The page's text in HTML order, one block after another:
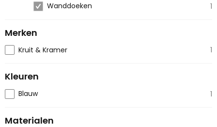
Wanddoeken
1
Merken
Kruit & Kramer 1
Kleuren
Blauw 1
Materialen